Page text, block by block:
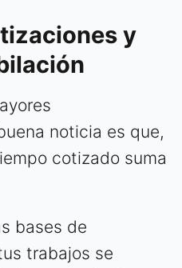
y
noticia es que,
cotizado suma
bases de
trabajos se